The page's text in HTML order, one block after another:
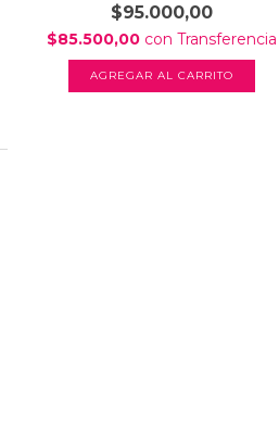
$95.000,00
$85.500,00 con Transferencia
AGREGAR AL CARRITO